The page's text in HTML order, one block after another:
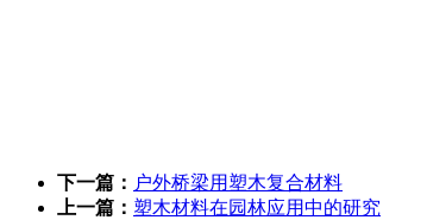
下一篇： 户外桥梁用塑木复合材料
上一篇： 塑木材料在园林应用中的研究